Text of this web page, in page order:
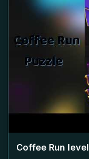
Coffee Run level